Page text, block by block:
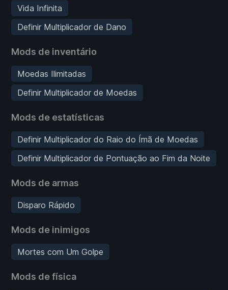
Vida Infinita
Definir Multiplicador de Dano
Mods de inventário
Moedas Ilimitadas
Definir Multiplicador de Moedas
Mods de estatísticas
Definir Multiplicador do Raio do Ímã de Moedas
Definir Multiplicador de Pontuação ao Fim da Noite
Mods de armas
Disparo Rápido
Mods de inimigos
Mortes com Um Golpe
Mods de física